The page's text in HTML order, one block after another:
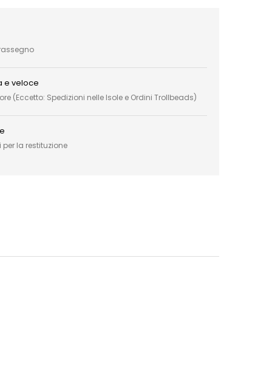
e veloce
(Eccetto: Spedizioni nelle Isole e Ordini Trollbeads)
la restituzione